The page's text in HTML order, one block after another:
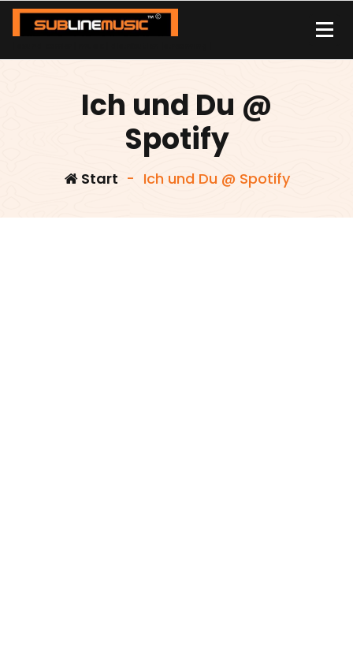
Zum
Inhalt
Ich und Du @
Spotify
Start - Ich und Du @ Spotify